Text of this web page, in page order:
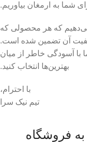
شما به ارمغان بیاوریم.
می‌دهیم که هر محصولی که
آن تضمین شده است.
آسودگی خاطر از میان
بهترین‌ها انتخاب کنید.
با احترام،
تیم نیک سرا
فروشگاه